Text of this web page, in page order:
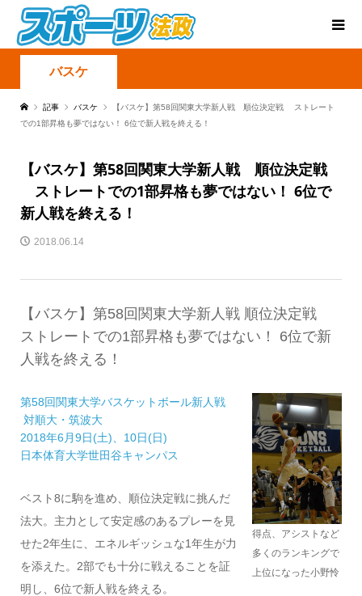
バスケ
記事 バスケ
【バスケ】第58回関東大学新人戦 順位決定戦 ストレート
での1部昇格も夢ではない！ 6位で新人戦を終える！
【バスケ】第58回関東大学新人戦 順位決定戦
ストレートでの1部昇格も夢ではない！ 6位で
新人戦を終える！
2018.06.14
【バスケ】第58回関東大学新人戦 順位決定戦
ストレートでの1部昇格も夢ではない！ 6位で新
人戦を終える！
第58回関東大学バスケットボール新人戦
対順大・筑波大
2018年6月9日(土)、10日(日)
日本体育大学世田谷キャンパス
ベスト8に駒を進め、順位決定戦に挑んだ
法大。主力として安定感のあるプレーを見
せた2年生に、エネルギッシュな1年生が力
を添えた。2部でも十分に戦えることを証
明し、6位で新人戦を終える。
得点、アシストなど
多くのランキングで
上位になった小野怜